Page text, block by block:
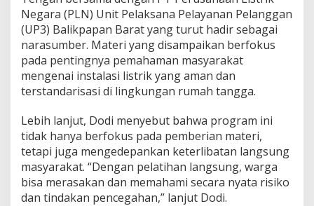
Negara (PLN) Unit Pelaksana Pelayanan Pelanggan
(UP3) Balikpapan Barat yang turut hadir sebagai
narasumber. Materi yang disampaikan berfokus
pada pentingnya pemahaman masyarakat
mengenai instalasi listrik yang aman dan
terstandarisasi di lingkungan rumah tangga.
Lebih lanjut, Dodi menyebut bahwa program ini
tidak hanya berfokus pada pemberian materi,
tetapi juga mengedepankan keterlibatan langsung
masyarakat. “Dengan pelatihan langsung, warga
bisa merasakan dan memahami secara nyata risiko
dan tindakan pencegahan,” lanjut Dodi.